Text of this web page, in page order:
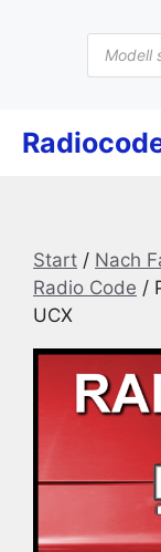
Products
search
Start / Nach
Radio Code /
UCX